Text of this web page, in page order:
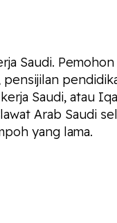
Saudi.
Saudi, atau
Arab Saudi
yang lama.